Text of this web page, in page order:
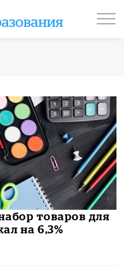
товаров для
на 6,3%